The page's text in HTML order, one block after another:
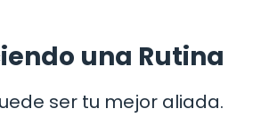
una Rutina
ser tu mejor aliada.